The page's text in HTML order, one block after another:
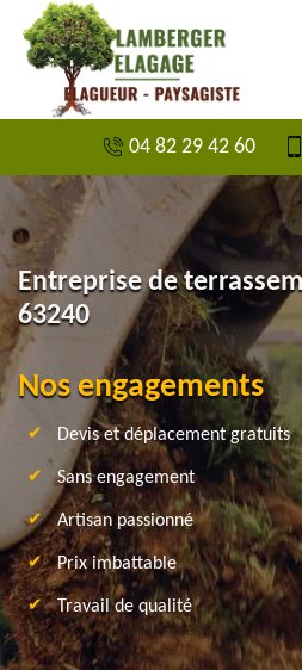
04 82 29 42 60
Entreprise de
63240
Nos engagements
Devis et déplacement gratuits
Sans engagement
Artisan passionné
Prix imbattable
Travail de qualité